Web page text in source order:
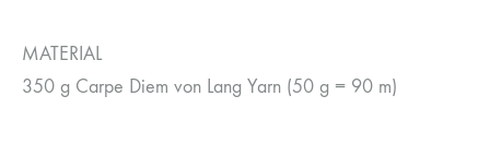
MATERIAL
350 g Carpe Diem von Lang Yarn (50 g = 90 m)